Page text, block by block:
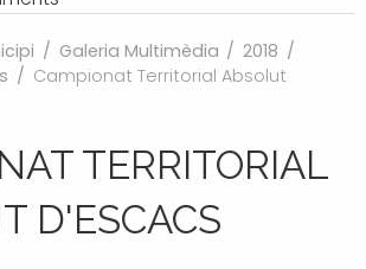
/ Galeria Multimèdia / 2018 /
/ Campionat Territorial Absolut
TERRITORIAL
D'ESCACS